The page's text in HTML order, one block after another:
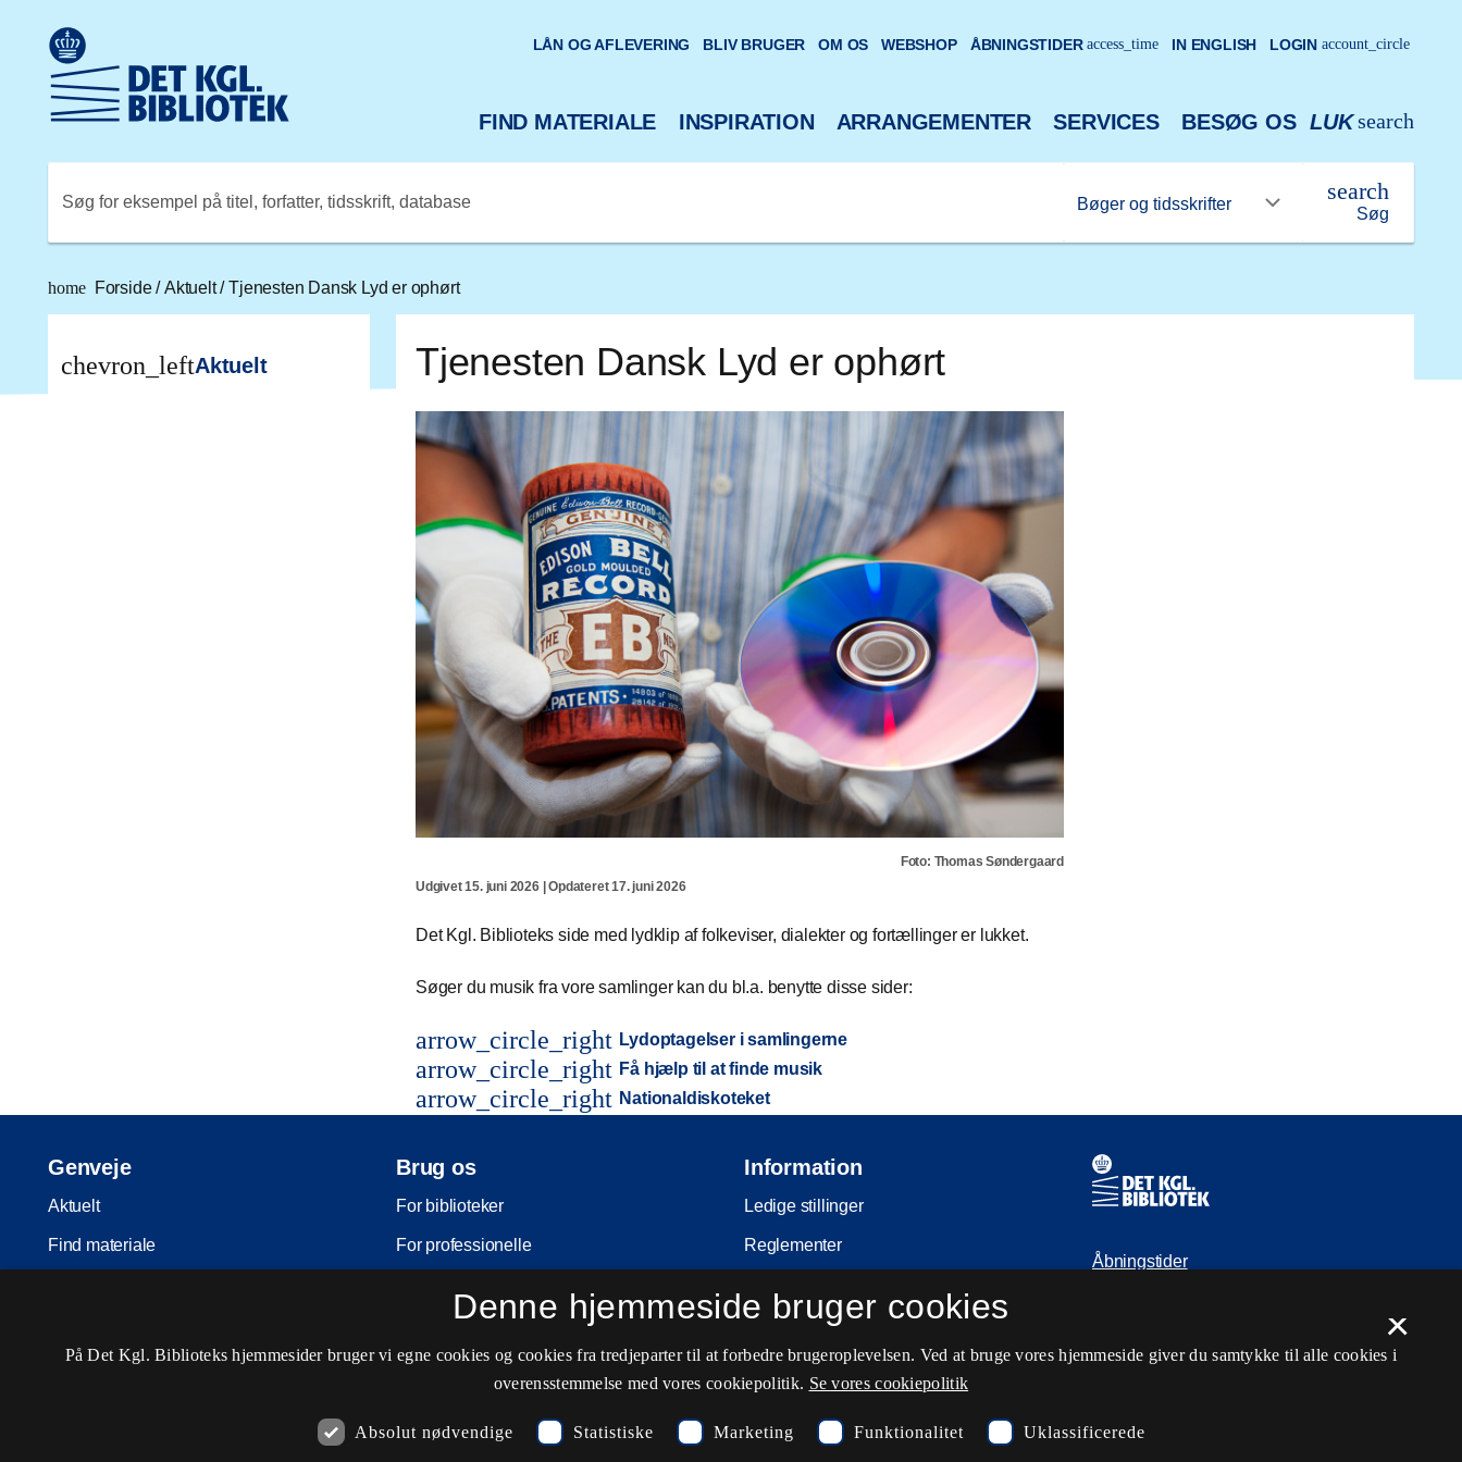
Det Kongelige Biblioteks logo. Gå til Det Kongelige Biblioteks hjemmeside
FIND MATERIALE INSPIRATION ARRANGEMENTER SERVICES BESØG OS search
LUK
Søg for eksempel på titel, forfatter, tidsskrift, database
Søg
search
LÅN OG AFLEVERING BLIV BRUGER OM OS WEBSHOP ÅBNINGSTIDER access_time IN ENGLISH LOGIN account_circle
home Forside/ Aktuelt/ Tjenesten Dansk Lyd er ophørt
chevron_leftAktuelt Tjenesten Dansk Lyd er ophørt
Foto: Thomas Søndergaard
Udgivet 15. juni 2026 | Opdateret 17. juni 2026
Det Kgl. Biblioteks side med lydklip af folkeviser, dialekter og fortællinger er lukket.
Søger du musik fra vore samlinger kan du bl.a. benytte disse sider:
arrow_circle_right Lydoptagelser i samlingerne
arrow_circle_right Få hjælp til at finde musik
arrow_circle_right Nationaldiskoteket
Genveje
Aktuelt
Find materiale
Services
Brug os
For biblioteker
For professionelle
Møder og konferencer
Nota-service
Information
Ledige stillinger
Reglementer
Privatlivs- og persondatapolitik
Tilgængelighedserklæring
Cookieindstillinger
Kontaktinformationer
Åbningstider
×
Denne hjemmeside bruger cookies
På Det Kgl. Biblioteks hjemmesider bruger vi egne cookies og cookies fra tredjeparter til at forbedre brugeroplevelsen. Ved at bruge vores hjemmeside giver du samtykke til alle cookies i
overensstemmelse med vores cookiepolitik. Se vores cookiepolitik
Absolut nødvendige Statistiske Marketing Funktionalitet Uklassificerede